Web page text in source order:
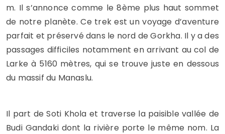
m. Il s’annonce comme le 8ème plus haut sommet
de notre planète. Ce trek est un voyage d’aventure
parfait et préservé dans le nord de Gorkha. Il y a des
passages difficiles notamment en arrivant au col de
Larke à 5160 mètres, qui se trouve juste en dessous
du massif du Manaslu.
Il part de Soti Khola et traverse la paisible vallée de
Budi Gandaki dont la rivière porte le même nom. La